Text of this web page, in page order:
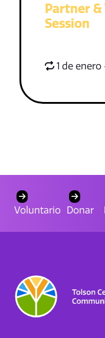
Partner
Session
1 de
Voluntario Donar